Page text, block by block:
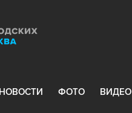
НОВОСТИ ФОТО ВИДЕО